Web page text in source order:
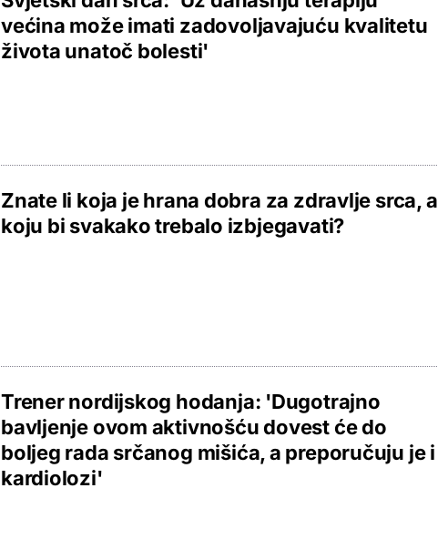
većina može imati zadovoljavajuću kvalitetu
života unatoč bolesti'
Znate li koja je hrana dobra za zdravlje srca, a
koju bi svakako trebalo izbjegavati?
Trener nordijskog hodanja: 'Dugotrajno
bavljenje ovom aktivnošću dovest će do
boljeg rada srčanog mišića, a preporučuju je i
kardiolozi'